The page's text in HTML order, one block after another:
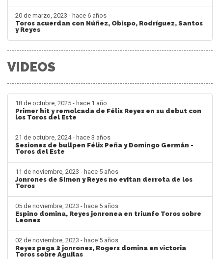
20 de marzo, 2023 - hace 6 años
Toros acuerdan con Núñez, Obispo, Rodríguez, Santos
y Reyes
VIDEOS
18 de octubre, 2025 - hace 1 año
Primer hit y remolcada de Félix Reyes en su debut con
los Toros del Este
21 de octubre, 2024 - hace 3 años
Sesiones de bullpen Félix Peña y Domingo Germán -
Toros del Este
11 de noviembre, 2023 - hace 5 años
Jonrones de Simon y Reyes no evitan derrota de los
Toros
05 de noviembre, 2023 - hace 5 años
Espino domina, Reyes jonronea en triunfo Toros sobre
Leones
02 de noviembre, 2023 - hace 5 años
Reyes pega 2 jonrones, Rogers domina en victoria
Toros sobre Aguilas